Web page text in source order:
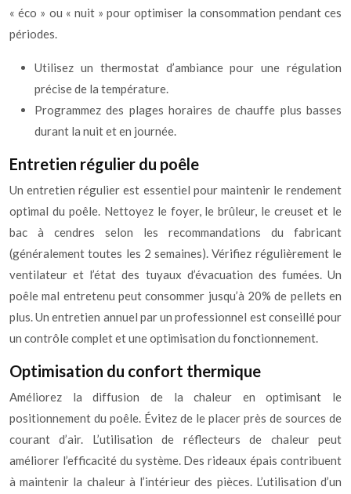
« éco » ou « nuit » pour optimiser la consommation pendant ces
périodes.
Utilisez un thermostat d’ambiance pour une régulation
précise de la température.
Programmez des plages horaires de chauffe plus basses
durant la nuit et en journée.
Entretien régulier du poêle
Un entretien régulier est essentiel pour maintenir le rendement
optimal du poêle. Nettoyez le foyer, le brûleur, le creuset et le
bac à cendres selon les recommandations du fabricant
(généralement toutes les 2 semaines). Vérifiez régulièrement le
ventilateur et l’état des tuyaux d’évacuation des fumées. Un
poêle mal entretenu peut consommer jusqu’à 20% de pellets en
plus. Un entretien annuel par un professionnel est conseillé pour
un contrôle complet et une optimisation du fonctionnement.
Optimisation du confort thermique
Améliorez la diffusion de la chaleur en optimisant le
positionnement du poêle. Évitez de le placer près de sources de
courant d’air. L’utilisation de réflecteurs de chaleur peut
améliorer l’efficacité du système. Des rideaux épais contribuent
à maintenir la chaleur à l’intérieur des pièces. L’utilisation d’un